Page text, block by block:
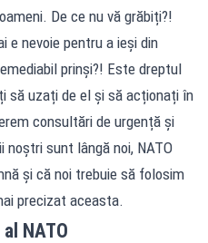
De ce nu vă grăbiți?!
e nevoie pentru a ieși din
prinși?! Este dreptul
să uzați de el și să acționați în
consultări de urgență și
sunt lângă noi, NATO
și că noi trebuie să folosim
precizat aceasta.
NATO